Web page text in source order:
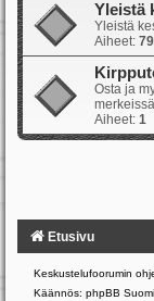
Yleistä
Yleistä
Aiheet:
Osta ja
Aiheet: 1
Etusivu
Keskustelufoorumin
Käännös: phpBB